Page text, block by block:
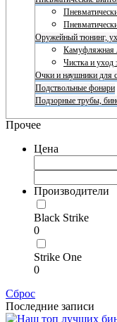
Оружейный тюнинг,
Камуфляжная
Чистка и уход
Очки и наушники для
Подствольные фонари
Подзорные трубы,
Прочее
Цена
Производители
Black Strike
0
Strike One
0
Сброс
Последние записи